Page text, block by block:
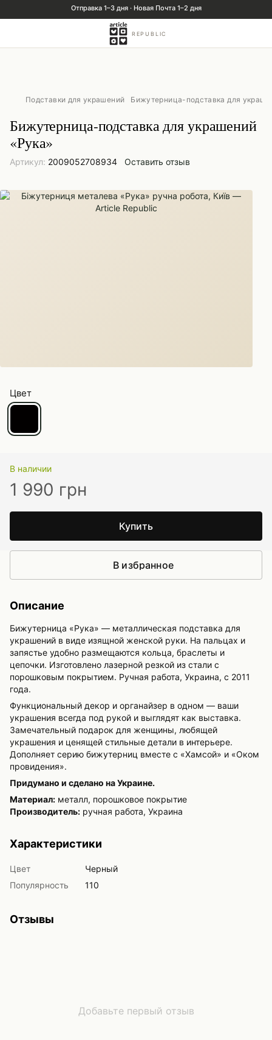
REPUBLIC
Подставки для украшений Бижутерница-подставка для
Бижутерница-подставка для украшений
«Рука»
Артикул: 2009052708934 Оставить отзыв
Цвет
В наличии
1 990 грн
Купить
В избранное
Описание
Бижутерница «Рука» — металлическая подставка для
украшений в виде изящной женской руки. На пальцах и
запястье удобно размещаются кольца, браслеты и
цепочки. Изготовлено лазерной резкой из стали с
порошковым покрытием. Ручная работа, Украина, с 2011
года.
Функциональный декор и органайзер в одном — ваши
украшения всегда под рукой и выглядят как выставка.
Замечательный подарок для женщины, любящей
украшения и ценящей стильные детали в интерьере.
Дополняет серию бижутерниц вместе с «Хамсой» и «Оком
провидения».
Придумано и сделано на Украине.
Материал: металл, порошковое покрытие
Производитель: ручная работа, Украина
Характеристики
Цвет
Черный
Популярность
110
Отзывы
Добавьте первый отзыв